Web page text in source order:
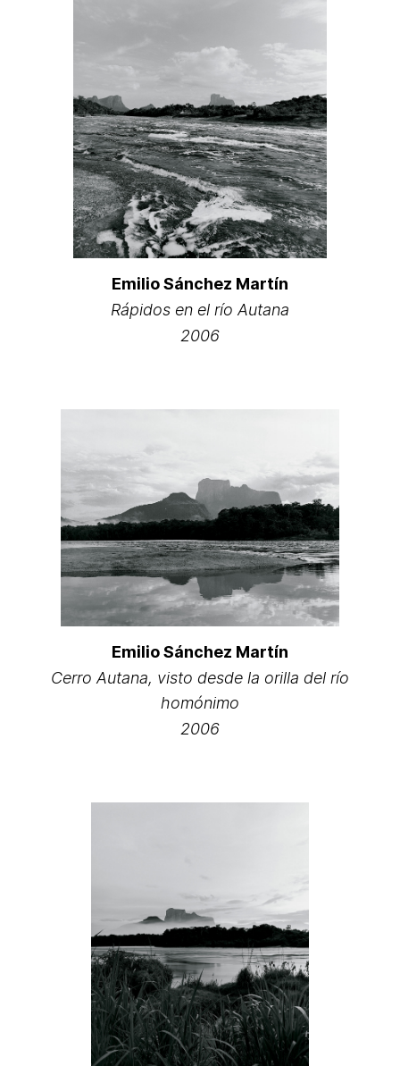
Emilio Sánchez Martín
Rápidos en el río Autana
2006
Emilio Sánchez Martín
Cerro Autana, visto desde la orilla del río
homónimo
2006